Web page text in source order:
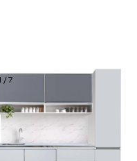
/7